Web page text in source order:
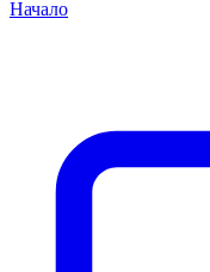
Начало